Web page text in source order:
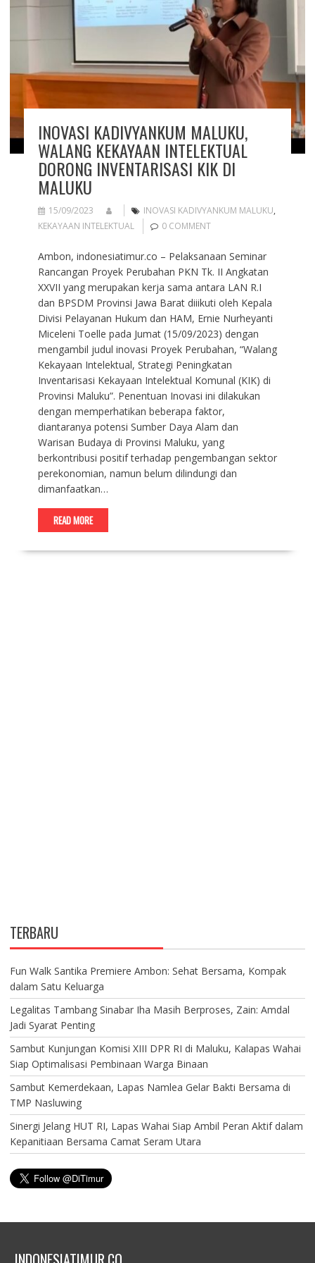
INOVASI KADIVYANKUM MALUKU,
WALANG KEKAYAAN INTELEKTUAL
DORONG INVENTARISASI KIK DI
MALUKU
15/09/2023 INOVASI KADIVYANKUM MALUKU,
KEKAYAAN INTELEKTUAL
0 COMMENT
Ambon, indonesiatimur.co – Pelaksanaan Seminar
Rancangan Proyek Perubahan PKN Tk. II Angkatan
XXVII yang merupakan kerja sama antara LAN R.I
dan BPSDM Provinsi Jawa Barat diiikuti oleh Kepala
Divisi Pelayanan Hukum dan HAM, Ernie Nurheyanti
Miceleni Toelle pada Jumat (15/09/2023) dengan
mengambil judul inovasi Proyek Perubahan, “Walang
Kekayaan Intelektual, Strategi Peningkatan
Inventarisasi Kekayaan Intelektual Komunal (KIK) di
Provinsi Maluku”. Penentuan Inovasi ini dilakukan
dengan memperhatikan beberapa faktor,
diantaranya potensi Sumber Daya Alam dan
Warisan Budaya di Provinsi Maluku, yang
berkontribusi positif terhadap pengembangan sektor
perekonomian, namun belum dilindungi dan
dimanfaatkan…
READ MORE
TERBARU
Fun Walk Santika Premiere Ambon: Sehat Bersama, Kompak
dalam Satu Keluarga
Legalitas Tambang Sinabar Iha Masih Berproses, Zain: Amdal
Jadi Syarat Penting
Sambut Kunjungan Komisi XIII DPR RI di Maluku, Kalapas Wahai
Siap Optimalisasi Pembinaan Warga Binaan
Sambut Kemerdekaan, Lapas Namlea Gelar Bakti Bersama di
TMP Nasluwing
Sinergi Jelang HUT RI, Lapas Wahai Siap Ambil Peran Aktif dalam
Kepanitiaan Bersama Camat Seram Utara